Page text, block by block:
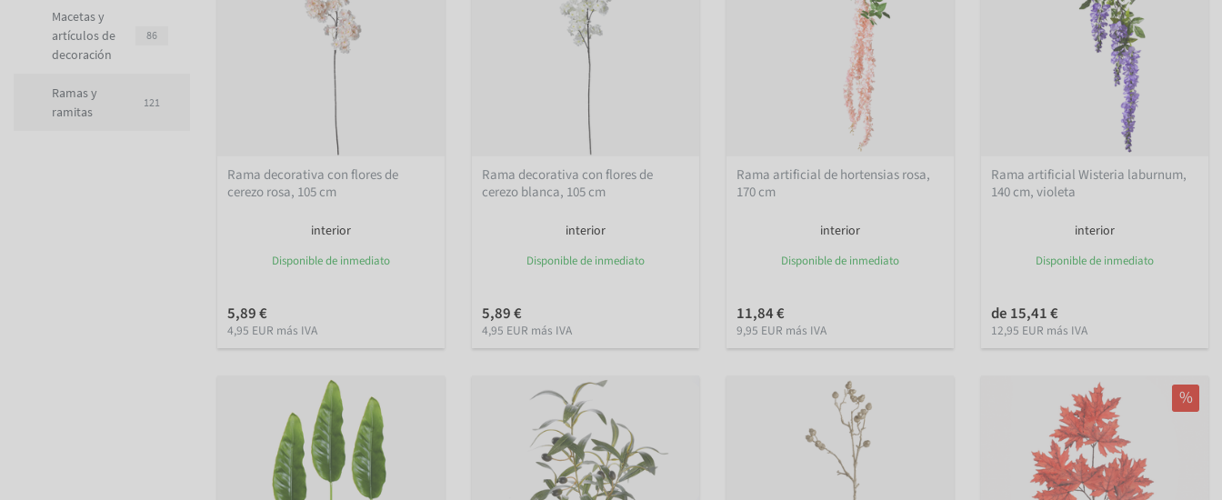
Macetas y
artículos de
decoración
86
Ramas y
ramitas
121
Rama decorativa con flores de
cerezo rosa, 105 cm
interior
Disponible de inmediato
5,89 €
4,95 EUR más IVA
Rama decorativa con flores de
cerezo blanca, 105 cm
interior
Disponible de inmediato
5,89 €
4,95 EUR más IVA
Rama artificial de hortensias rosa,
170 cm
interior
Disponible de inmediato
11,84 €
9,95 EUR más IVA
Rama artificial Wisteria laburnum,
140 cm, violeta
interior
Disponible de inmediato
de 15,41 €
12,95 EUR más IVA
%